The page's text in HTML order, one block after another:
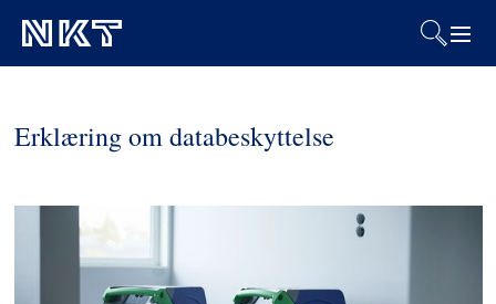
Referencer
Downloads
Presse & Events
Erklæring om databeskyttelse